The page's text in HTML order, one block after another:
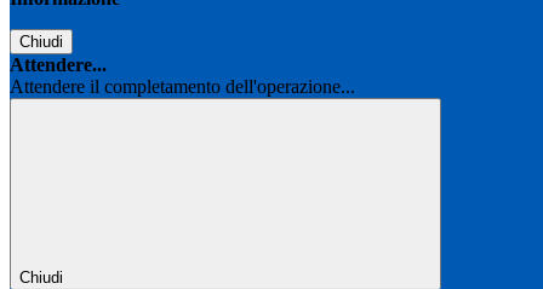
Chiudi
Attendere...
Attendere il completamento dell'operazione...
Chiudi